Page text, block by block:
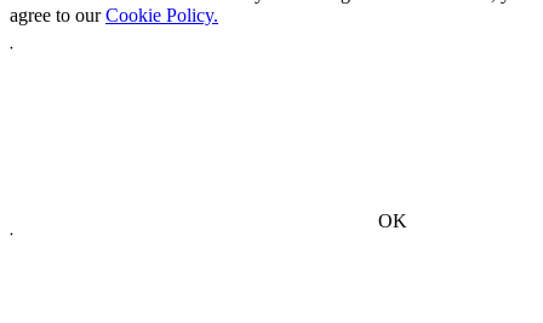
agree to ourCookie Policy.
OK